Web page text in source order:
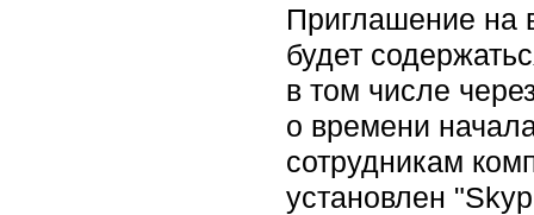
Приглашение на
будет
в том числе
о времени
сотрудникам
установлен